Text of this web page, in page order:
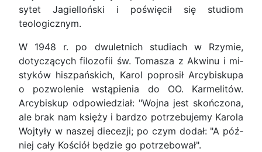
sytet Jagielloński i poświęcił się studiom
teologicz­nym.
W 1948 r. po dwuletnich studiach w Rzymie,
dotyczących filozofii św. Tomasza z Akwinu i mi­
styków hiszpańskich, Karol poprosił Arcybiskupa
o pozwolenie wstąpienia do OO. Karmelitów.
Arcybi­skup odpowiedział: "Wojna jest skończona,
ale brak nam księży i bardzo potrzebujemy Karola
Wojtyły w naszej diecezji; po czym dodał: "A póź­
niej cały Kościół będzie go potrzebował".